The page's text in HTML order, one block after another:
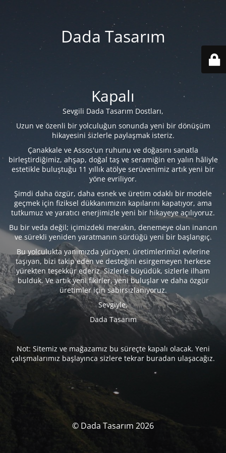
Dada Tasarım
Kapalı
Sevgili Dada Tasarım Dostları,
Uzun ve özenli bir yolculuğun sonunda yeni bir dönüşüm
hikayesini sizlerle paylaşmak isteriz.
Çanakkale ve Assos'un ruhunu ve doğasını sanatla
birleştirdiğimiz, ahşap, doğal taş ve seramiğin en yalın hâliyle
estetikle buluştuğu 11 yıllık atölye serüvenimiz artık yeni bir
yöne evriliyor.
Şimdi daha özgür, daha esnek ve üretim odaklı bir modele
geçmek için fiziksel dükkanımızın kapılarını kapatıyor, ama
tutkumuz ve yaratıcı enerjimizle yeni bir hikayeye açılıyoruz.
Bu bir veda değil; içimizdeki merakın, denemeye olan inancın
ve sürekli yeniden yaratmanın sürdüğü yeni bir başlangıç.
Bu yolculukta yanımızda yürüyen, üretimlerimizi evlerine
taşıyan, bizi takip eden ve desteğini esirgemeyen herkese
yürekten teşekkür ederiz. Sizlerle büyüdük, sizlerle ilham
bulduk. Ve artık yeni fikirler, yeni buluşlar ve daha özgür
üretimler için sabırsızlanıyoruz.
Sevgiyle,
Dada Tasarım
Not: Sitemiz ve mağazamız bu süreçte kapalı olacak. Yeni
çalışmalarımız başlayınca sizlere tekrar buradan ulaşacağız.
© Dada Tasarım 2026